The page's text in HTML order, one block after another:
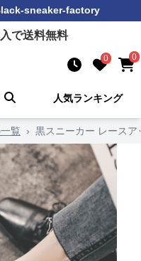
sneaker-factory
で送料無料
0 0
人気ランキング
覧 › 黒スニーカー レース